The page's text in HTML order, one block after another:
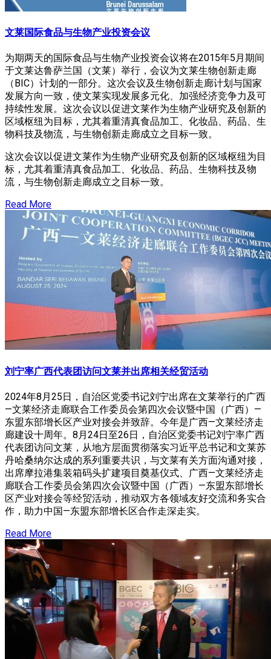
文莱国际食品与生物产业投资会议
为期两天的国际食品与生物产业投资会议将在2015年5月期间
于文莱达鲁萨兰国（文莱）举行，会议为文莱生物创新走廊
（BIC）计划的一部分。这次会议及生物创新走廊计划与国家
发展方向一致，使文莱实现发展多元化、加强经济竞争力及可
持续性发展。这次会议以促进文莱作为生物产业研究及创新的
区域枢纽为目标，尤其着重清真食品加工、化妆品、药品、生
物科技及物流，与生物创新走廊成立之目标一致。
这次会议以促进文莱作为生物产业研究及创新的区域枢纽为目
标，尤其着重清真食品加工、化妆品、药品、生物科技及物
流，与生物创新走廊成立之目标一致。
Read More
刘宁率广西代表团访问文莱并出席相关经贸活动
2024年8月25日，自治区党委书记刘宁出席在文莱举行的广西
—文莱经济走廊联合工作委员会第四次会议暨中国（广西）—
东盟东部增长区产业对接会并致辞。今年是广西—文莱经济走
廊建设十周年。8月24日至26日，自治区党委书记刘宁率广西
代表团访问文莱，从地方层面贯彻落实习近平总书记和文莱苏
丹哈桑纳尔达成的系列重要共识，与文莱有关方面沟通对接，
出席摩拉港集装箱码头扩建项目奠基仪式、广西—文莱经济走
廊联合工作委员会第四次会议暨中国（广西）—东盟东部增长
区产业对接会等经贸活动，推动双方各领域友好交流和务实合
作，助力中国—东盟东部增长区合作走深走实。
Read More